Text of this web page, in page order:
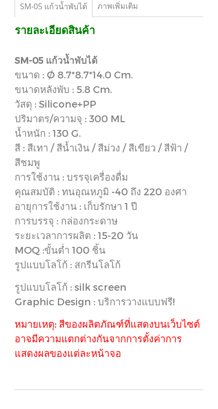
SM-05 แก้วน้ำพับได้ ภาพเพิ่มเติม
รายละเอียดสินค้า
SM-05 แก้วน้ำพับได้
ขนาด : Ø 8.7*8.7*14.0 Cm.
ขนาดหลังพับ : 5.8 Cm.
วัสดุ : Silicone+PP
ปริมาตร/ความจุ : 300 ML
น้ำหนัก : 130 G.
สี : สีเทา / สีน้ำเงิน / สีม่วง / สีเขียว / สีฟ้า /
สีชมพู
การใช้งาน : บรรจุเครื่องดื่ม
คุณสมบัติ : ทนอุณหภูมิ -40 ถึง 220 องศา
อายุการใช้งาน : เก็บรักษา 1 ปี
การบรรจุ : กล่องกระดาษ
ระยะเวลาการผลิต : 15-20 วัน
MOQ :ขั้นต่ำ 100 ชิ้น
รูปแบบโลโก้ : สกรีนโลโก้
รูปแบบโลโก้ : silk screen
Graphic Design : บริการวางแบบฟรี!
หมายเหตุ: สีของผลิตภัณฑ์ที่แสดงบนเว็บไซต์
อาจมีความแตกต่างกันจากการตั้งค่าการ
แสดงผลของแต่ละหน้าจอ